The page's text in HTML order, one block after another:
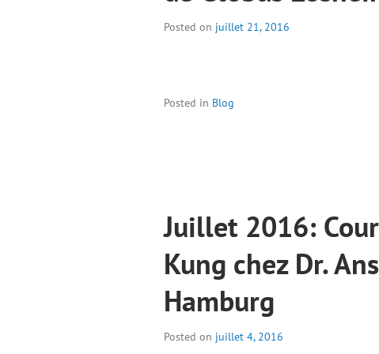
Posted on juillet 21, 2016
Posted in Blog
Juillet 2016:
Kung chez Dr.
Hamburg
Posted on juillet 4, 2016